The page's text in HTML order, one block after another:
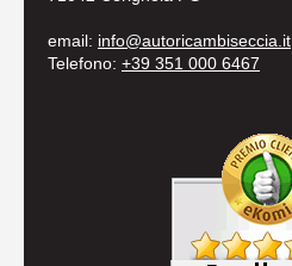
email: info@autoricambiseccia.it
Telefono: +39 351 000 6467